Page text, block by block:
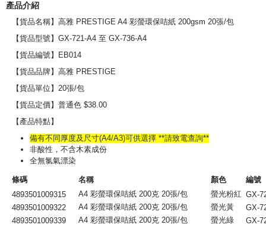
產品介紹
【貨品名稱】高雅 PRESTIGE A4 彩螢環保咭紙 200gsm 20張/包
【貨品型號】GX-721-A4 至 GX-736-A4
【貨品編號】EB014
【貨品品牌】高雅 PRESTIGE
【貨品單位】20張/包
【貨品定價】普通色 $38.00
【產品特點】
備有不同厚度及尺寸(A4/A3)可供選擇 **請致電查詢**
非酸性，不含木素成份
全無氯氣漂染
條碼 名稱 顏色
編號
4893501009315
A4 彩螢環保咭紙 200克 20張/包 螢光粉紅 GX-
4893501009322
A4 彩螢環保咭紙 200克 20張/包 螢光黃
GX-
4893501009339
A4 彩螢環保咭紙 200克 20張/包 螢光綠
GX-